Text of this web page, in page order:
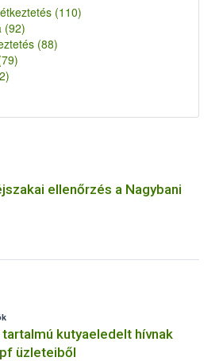
(110)
(92)
(88)
ellenőrzés a Nagybani
kutyaeledelt hívnak
üzleteiből